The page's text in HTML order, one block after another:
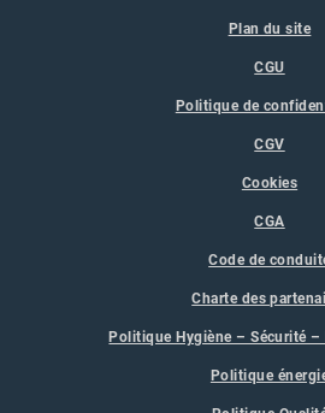
Plan du site
CGU
Politique de
CGV
Cookies
CGA
Code de
Charte des
Politique Hygiène – Sécurité
Politique